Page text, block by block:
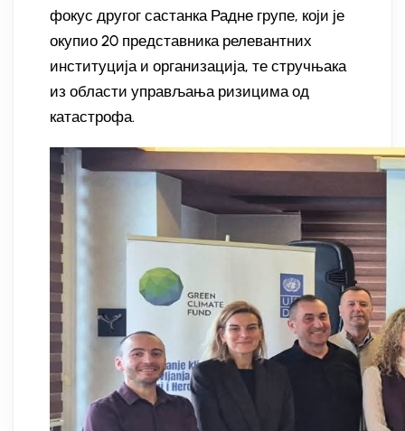
фокус другог састанка Радне групе, који је
окупио 20 представника релевантних
институција и организација, те стручњака
из области управљања ризицима од
катастрофа.